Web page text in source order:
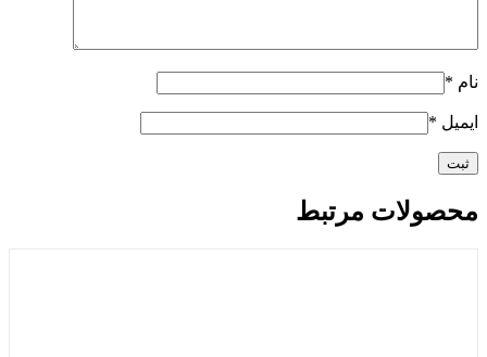
نام *
ایمیل *
محصولات مرتبط